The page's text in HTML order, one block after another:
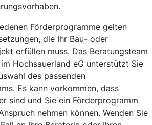
Förderprogramme gelten
die Ihr Bau- oder
erfüllen muss. Das Beratungsteam
Hochsauerland eG unterstützt Sie
des passenden
Es kann vorkommen, dass
sind und Sie ein Förderprogramm
nehmen können. Wenden Sie